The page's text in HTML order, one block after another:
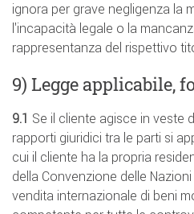
ignora per grave negligenza la
l'incapacità legale o la
rappresentanza del rispettivo
9) Legge applicabile,
9.1 Se il cliente agisce in veste
rapporti giuridici tra le parti si
cui il cliente ha la propria
della Convenzione delle
vendita internazionale di beni